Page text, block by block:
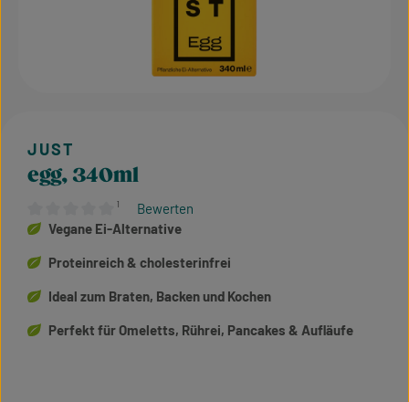
Durchschnittliche Bewertung von 0 von 5 Sternen
¹ Bewerten
egg, 340ml
Vegane Ei-Alternative
Proteinreich & cholesterinfrei
Ideal zum Braten, Backen und Kochen
Perfekt für Omeletts, Rührei, Pancakes & Aufläufe